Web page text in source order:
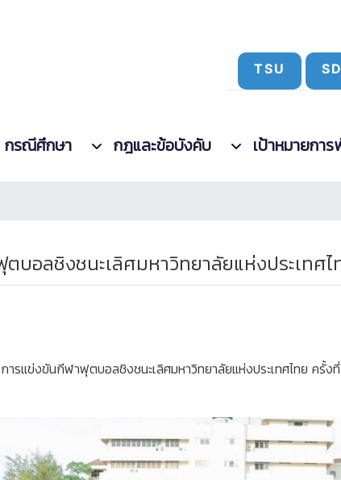
TSU
กรณีศึกษา กฎและข้อบังคับ เป้าหมายกา
อลชิงชนะเลิศมหาวิทยาลัยแห่งประเทศไ
รแข่งขันกีฬาฟุตบอลชิงชนะเลิศมหาวิทยาลัยแห่งประเทศไทย ครั้งที่